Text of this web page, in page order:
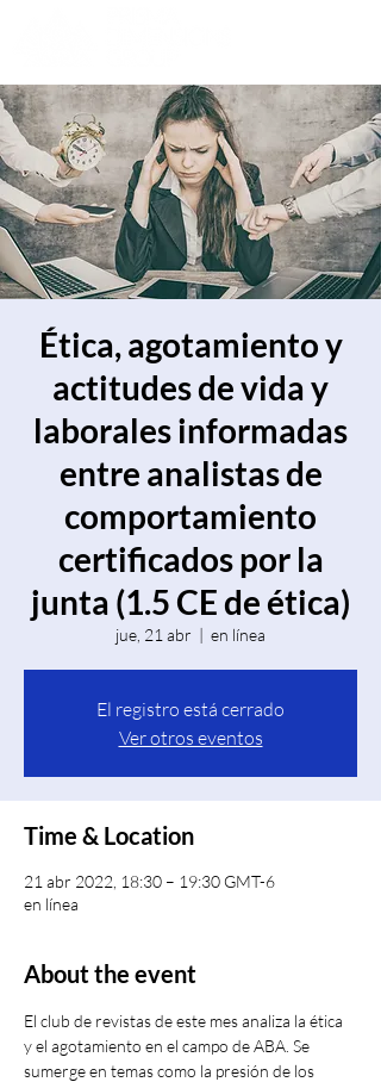
Ética, agotamiento y
actitudes de vida y
laborales informadas
entre analistas de
comportamiento
certificados por la
junta (1.5 CE de ética)
jue, 21 abr
  |
en línea
El registro está cerrado
Ver otros eventos
Time & Location
21 abr 2022, 18:30 – 19:30 GMT-6
en línea
About the event
El club de revistas de este mes analiza la ética
y el agotamiento en el campo de ABA. Se
sumerge en temas como la presión de los